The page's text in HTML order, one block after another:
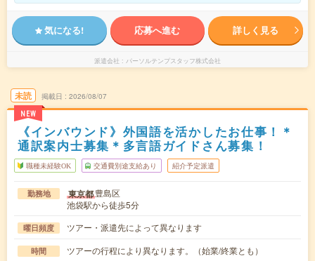
気になる! 応募へ進む 詳しく見る
派遣会社 パーソルテンプスタッフ株式会社
未読
NEW
掲載日 2026/08/07
《インバウンド》外国語を活かしたお仕事！＊
通訳案内士募集＊多言語ガイドさん募集！
職種未経験OK 交通費別途支給あり 紹介予定派遣
勤務地 東京都豊島区
池袋駅から徒歩5分
曜日頻度 ツアー・派遣先によって異なります
時間 ツアーの行程により異なります。（始業/終業とも）